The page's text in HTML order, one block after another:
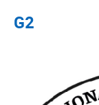
G2